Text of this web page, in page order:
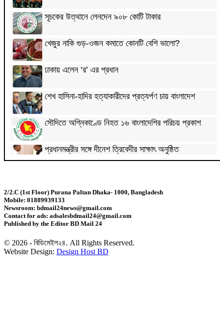
সূচকের উত্থানে লেনদেন ৯০৮ কোটি টাকার
খেজুর নাকি গুড়-ওজন কমাতে কোনটি বেশি ভালো?
ঢাকায় এলেন ‘র’ এর প্রধান
শেখ হাসিনা-হাদির হত্যাকারীদের প্রত্যর্পণ চায় বাংলাদেশ
সৌদিতে অগ্নিকাণ্ডে নিহত ১৬ বাংলাদেশির পরিচয় প্রকাশ
প্রধানমন্ত্রীর সঙ্গে দীনেশ ত্রিবেদীর সাক্ষাৎ অনুষ্ঠিত
সারা দেশে বাড়বে বজ্রসহ বৃষ্টিপাতের প্রবণতা
প্রধানমন্ত্রীর সঙ্গে বৈঠকে ভারতীয় হাইকমিশনার দীনেশ ত্রিবেদী
এক বছরের ব্যবধানে শতভাগ পাস করা শিক্ষাপ্রতিষ্ঠান কমেছে
2/2.C (1st Floor) Purana Paltan Dhaka- 1000, Bangladesh
Mobile: 01889939133
Newsroom: bdmail24news@gmail.com
Contact for ads: adsalesbdmail24@gmail.com
Published by the Editor BD Mail 24
© 2026 - বিডিমেইল২৪. All Rights Reserved.
Website Design: Design Host BD